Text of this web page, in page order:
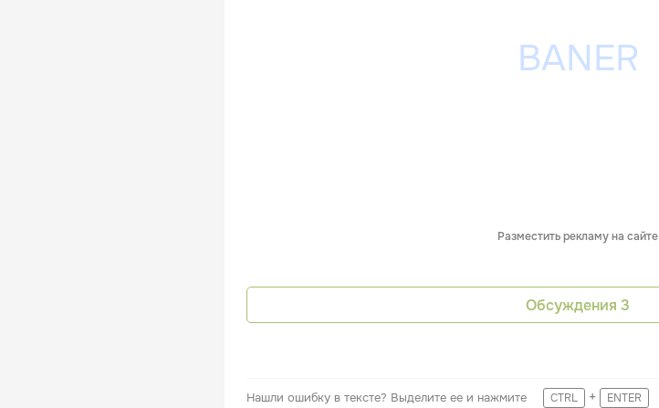
Разместить рекламу на сайте
Обсуждения 3
Нашли ошибку в тексте? Выделите ее и нажмите CTRL + ENTER